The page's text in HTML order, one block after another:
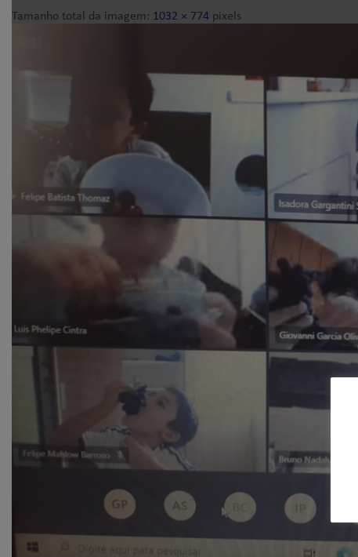
Tamanho total da imagem: 1032 × 774 pixels